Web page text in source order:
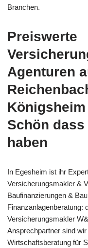
Branchen.
Preiswerte
Agenturen
Schön
haben
In Egesheim ist ihr
Versicherungsmakler &
Baufinanzierungen &
Finanzanlagenberatung:
Versicherungsmakler
Ansprechpartner sind
Wirtschaftsberatung für